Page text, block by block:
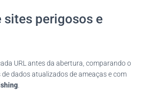
sites perigosos e
URL antes da abertura, comparando o
dados atualizados de ameaças e com